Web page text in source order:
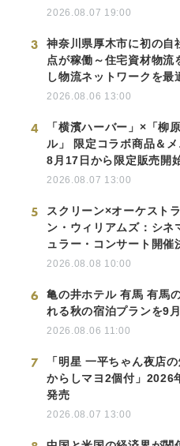
2026.08.07 19:00
3
神奈川県厚木市に初の自
点が稼働～住宅資材物流
し物流ネットワークを最
2026.08.06 13:00
4
「横濱ハーバー」×「柳
ル」 限定コラボ商品＆
8月17日から限定販売開
2026.08.07 13:00
5
スクリーン×オーケスト
ン・ウィリアムズ：シネ
ュラー・コンサート開催
2026.08.08 10:00
6
亀の井ホテル 有馬 有馬
れる秋の宿泊プランを9
2026.08.06 11:00
7
「明星 一平ちゃん夜店
からしマヨ2個付」2026
発売
2026.08.07 13:00